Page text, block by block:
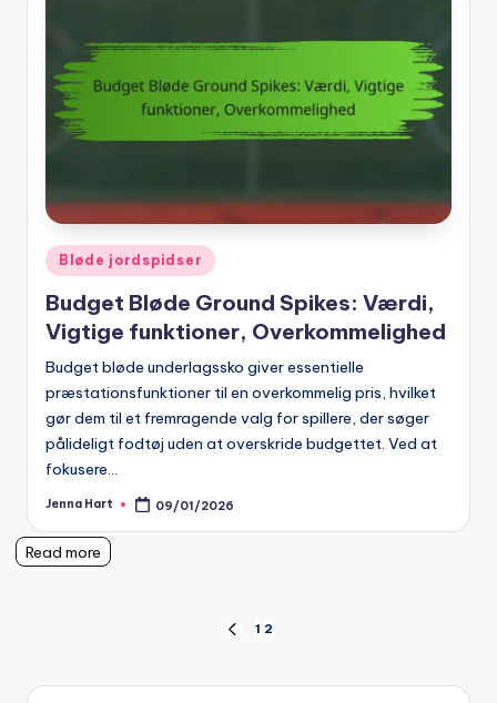
Posted
Bløde jordspidser
Budget Bløde Ground Spikes: Værdi,
Vigtige funktioner, Overkommelighed
Budget bløde underlagssko giver essentielle
præstationsfunktioner til en overkommelig pris, hvilket
gør dem til et fremragende valg for spillere, der søger
pålideligt fodtøj uden at overskride budgettet. Ved at
fokusere…
Posted
Jenna Hart 09/01/2026
Read more
pagination
PREVIOUS
1 2